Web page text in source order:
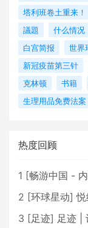
塔利班卷土重来！
議題
什么情况
白宫简报
世界
新冠疫苗第三针
克林顿
书籍
生理用品免费法案
热度回顾
1 [畅游中国 -
2 [环球星动]
3 [足迹] 足迹 |